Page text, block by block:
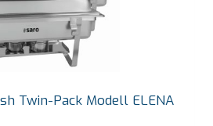
Twin-Pack Modell ELENA